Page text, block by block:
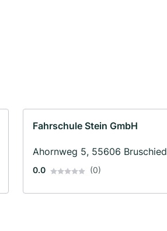
Fahrschule Stein GmbH
Ahornweg 5, 55606 Bruschied
0.0 (0)